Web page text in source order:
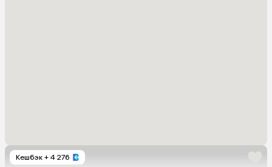
Кешбэк + 4 276